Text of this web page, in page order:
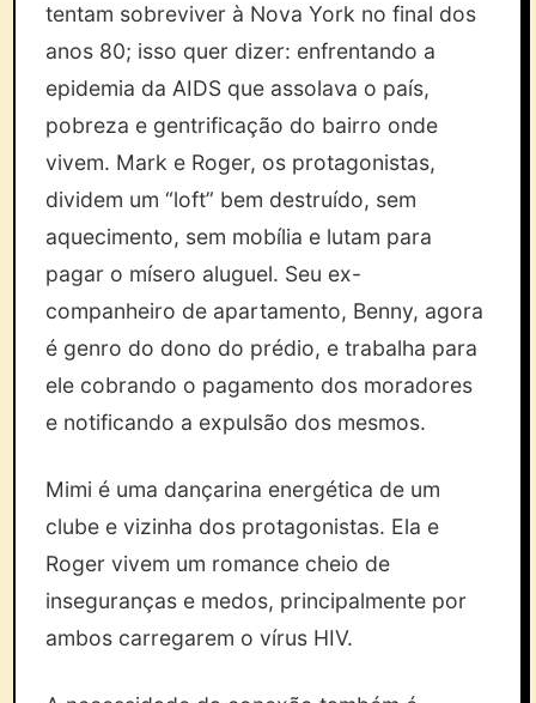
tentam sobreviver à Nova York no final dos
anos 80; isso quer dizer: enfrentando a
epidemia da AIDS que assolava o país,
pobreza e gentrificação do bairro onde
vivem. Mark e Roger, os protagonistas,
dividem um “loft” bem destruído, sem
aquecimento, sem mobília e lutam para
pagar o mísero aluguel. Seu ex-
companheiro de apartamento, Benny, agora
é genro do dono do prédio, e trabalha para
ele cobrando o pagamento dos moradores
e notificando a expulsão dos mesmos.
Mimi é uma dançarina energética de um
clube e vizinha dos protagonistas. Ela e
Roger vivem um romance cheio de
inseguranças e medos, principalmente por
ambos carregarem o vírus HIV.